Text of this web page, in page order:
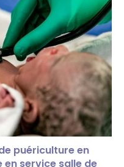
puériculture en
service salle de